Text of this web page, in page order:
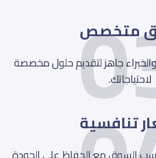
متخصص
جاهز لتقديم حلول مخصصة
لاحتياجاتك.
تنافسية